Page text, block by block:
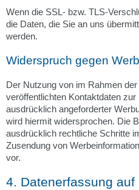
Wenn die SSL- bzw. TLS-
die Daten, die Sie an uns
werden.
Widerspruch gegen
Der Nutzung von im Rahmen
veröffentlichten Kontaktdaten
ausdrücklich angeforderter
wird hiermit widersprochen. Die
ausdrücklich rechtliche Schritte
Zusendung von
vor.
4. Datenerfassung